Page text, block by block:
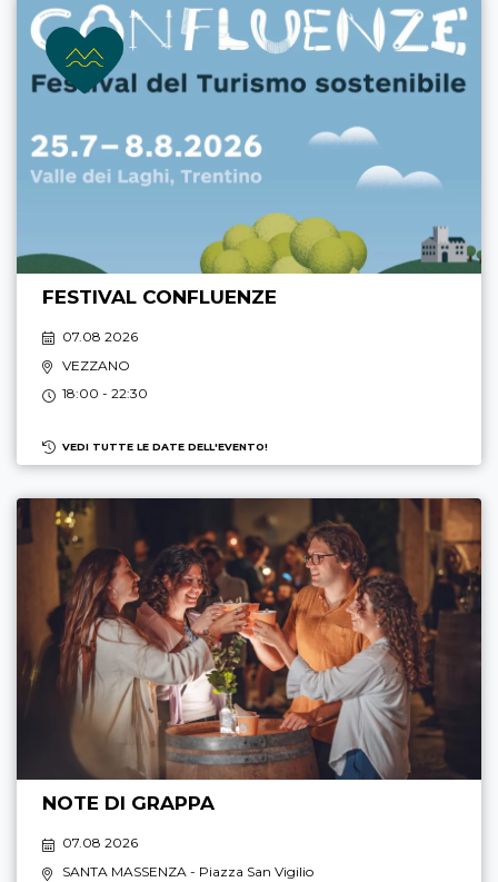
FESTIVAL CONFLUENZE
07.08 2026
VEZZANO
18:00 - 22:30
VEDI TUTTE LE DATE DELL'EVENTO!
NOTE DI GRAPPA
07.08 2026
SANTA MASSENZA - Piazza San Vigilio